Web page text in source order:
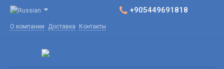
+905449691818
О компании Доставка Контакты